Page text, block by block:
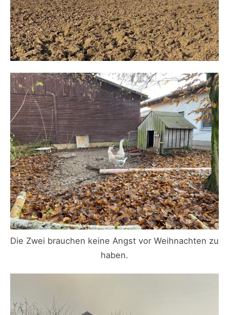
Die Zwei brauchen keine Angst vor Weihnachten zu
haben.